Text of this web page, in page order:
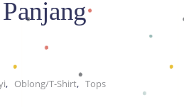
, Oblong/T-Shirt, Tops